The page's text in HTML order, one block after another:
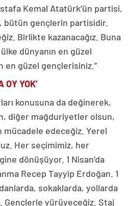
Kemal Atatürk’ün partisi,
bütün gençlerin partisidir.
Birlikte kazanacağız. Buna
dünyanın en güzel
en güzel gençlerisiniz.”
OY YOK’
konusuna da değinerek,
diğer mağduriyetler olsun,
mücadele edeceğiz. Yerel
Her seçimimiz, her
dönüşüyor. 1 Nisan’da
Recep Tayyip Erdoğan. 1
sokaklarda, yollarda
yürüyeceğiz. Staj